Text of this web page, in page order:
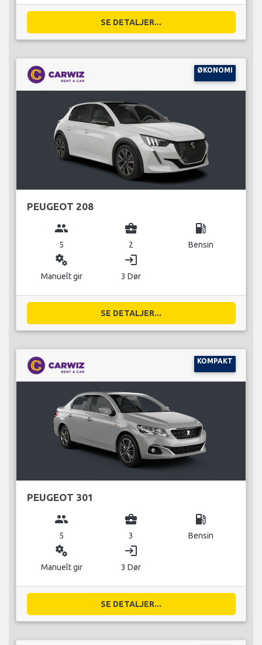
SE DETALJER...
ØKONOMI
PEUGEOT 208
group
5
business_center
2
local_gas_station
Bensin
miscellaneous_services
Manuelt gir
login
3 Dør
SE DETALJER...
KOMPAKT
PEUGEOT 301
group
5
business_center
3
local_gas_station
Bensin
miscellaneous_services
Manuelt gir
login
3 Dør
SE DETALJER...